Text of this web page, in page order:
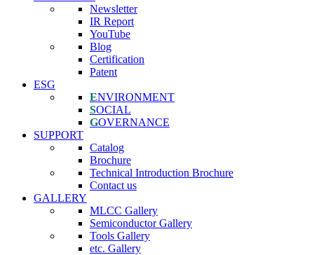
Newsletter
IR Report
YouTube
Blog
Certification
Patent
ESG
ENVIRONMENT
SOCIAL
GOVERNANCE
SUPPORT
Catalog
Brochure
Technical Introduction Brochure
Contact us
GALLERY
MLCC Gallery
Semiconductor Gallery
Tools Gallery
etc. Gallery